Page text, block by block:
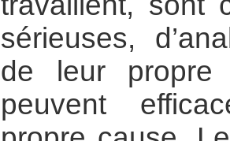
sérieuses,
de leur propre
peuvent